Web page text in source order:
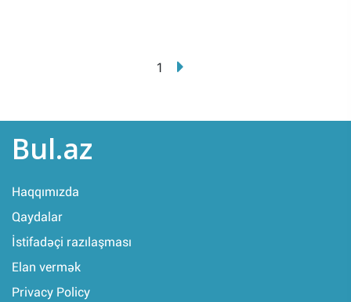
1
Bul.az
Haqqımızda
Qaydalar
İstifadəçi razılaşması
Elan vermək
Privacy Policy